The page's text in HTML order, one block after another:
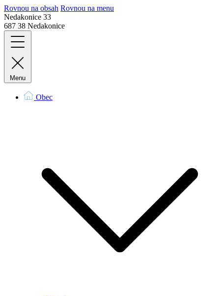
Rovnou na obsah Rovnou na menu
Nedakonice 33
687 38 Nedakonice
Menu
Obec